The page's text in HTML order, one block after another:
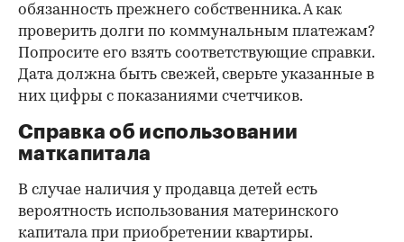
обязанность прежнего собственника. А как
проверить долги по коммунальным платежам?
Попросите его взять соответствующие справки.
Дата должна быть свежей, сверьте указанные в
них цифры с показаниями счетчиков.
Справка об использовании
маткапитала
В случае наличия у продавца детей есть
вероятность использования материнского
капитала при приобретении квартиры.